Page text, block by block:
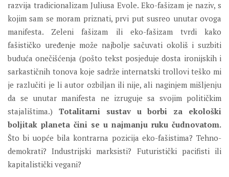
razvija tradicionalizam Juliusa Evole. Eko-fašizam je naziv, s
kojim sam se moram priznati, prvi put susreo unutar ovoga
manifesta. Zeleni fašizam ili eko-fašizam tvrdi kako
fašističko uređenje može najbolje sačuvati okoliš i suzbiti
buduća onečišćenja (pošto tekst posjeduje dosta ironijskih i
sarkastičnih tonova koje sadrže internatski trollovi teško mi
je razlučiti je li autor ozbiljan ili nije, ali naginjem mišljenju
da se unutar manifesta ne izruguje sa svojim političkim
stajalištima.) Totalitarni sustav u borbi za ekološki
boljitak planeta čini se u najmanju ruku čudnovatom.
Što bi uopće bila kontrarna pozicija eko-fašistima? Tehno-
demokrati? Industrijski marksisti? Futuristički pacifisti ili
kapitalistički vegani?